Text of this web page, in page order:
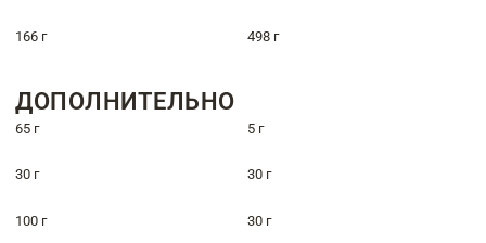
166 г 498 г
ДОПОЛНИТЕЛЬНО
65 г 5 г
30 г 30 г
100 г 30 г